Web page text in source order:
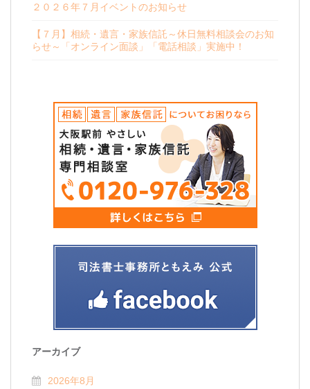
２０２６年７月イベントのお知らせ
【７月】相続・遺言・家族信託～休日無料相談会のお知
らせ～「オンライン面談」「電話相談」実施中！
アーカイブ
2026年8月